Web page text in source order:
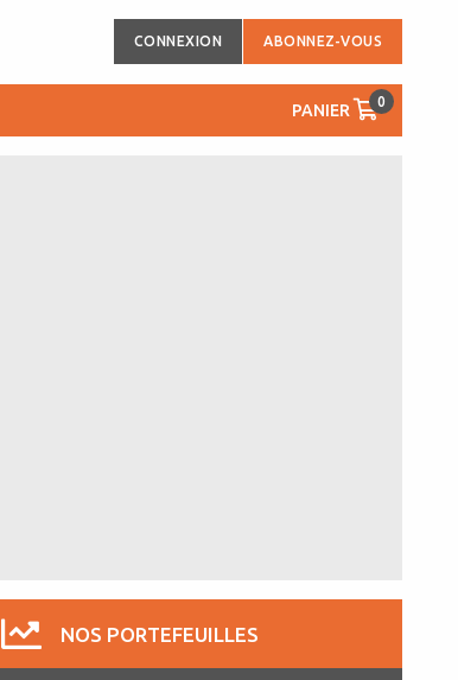
CONNEXION ABONNEZ-VOUS
PANIER 0
NOS PORTEFEUILLES